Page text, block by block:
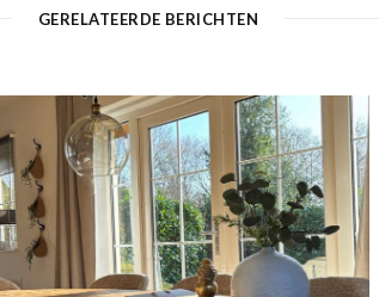
e
GERELATEERDE BERICHTEN